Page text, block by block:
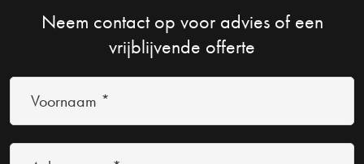
Neem contact op voor advies of een
vrijblijvende offerte
(Vereist)